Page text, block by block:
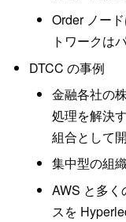
Order ノー
トワークは
DTCC の事例
金融各社の
処理を解決
組合として
集中型の組
AWS と多
スを